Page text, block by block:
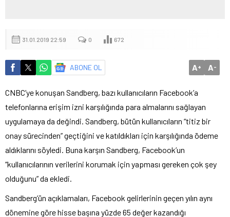
31.01.2019 22:59 0 672
ABONE OL A+ A-
CNBC’ye konuşan Sandberg, bazı kullanıcıların Facebook’a
telefonlarına erişim izni karşılığında para almalarını sağlayan
uygulamaya da değindi. Sandberg, bütün kullanıcıların “titiz bir
onay sürecinden” geçtiğini ve katıldıkları için karşılığında ödeme
aldıklarını söyledi. Buna karşın Sandberg, Facebook’un
“kullanıcılarının verilerini korumak için yapması gereken çok şey
olduğunu” da ekledi.
Sandberg’ün açıklamaları, Facebook gelirlerinin geçen yılın aynı
dönemine göre hisse başına yüzde 65 değer kazandığı